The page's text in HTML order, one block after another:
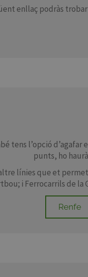
enllaç podràs
tens l’opció d’agafar
punts, ho
línies que et
i Ferrocarrils de la
Renfe